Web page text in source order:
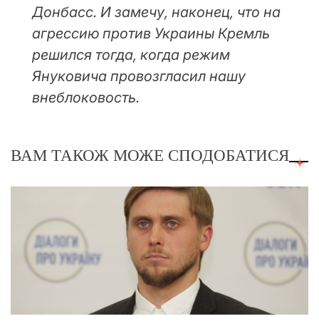
Донбасс. И замечу, наконец, что на
агрессию против Украины Кремль
решился тогда, когда режим
Януковича провозгласил нашу
внеблоковость.
ВАМ ТАКОЖ МОЖЕ СПОДОБАТИСЯ